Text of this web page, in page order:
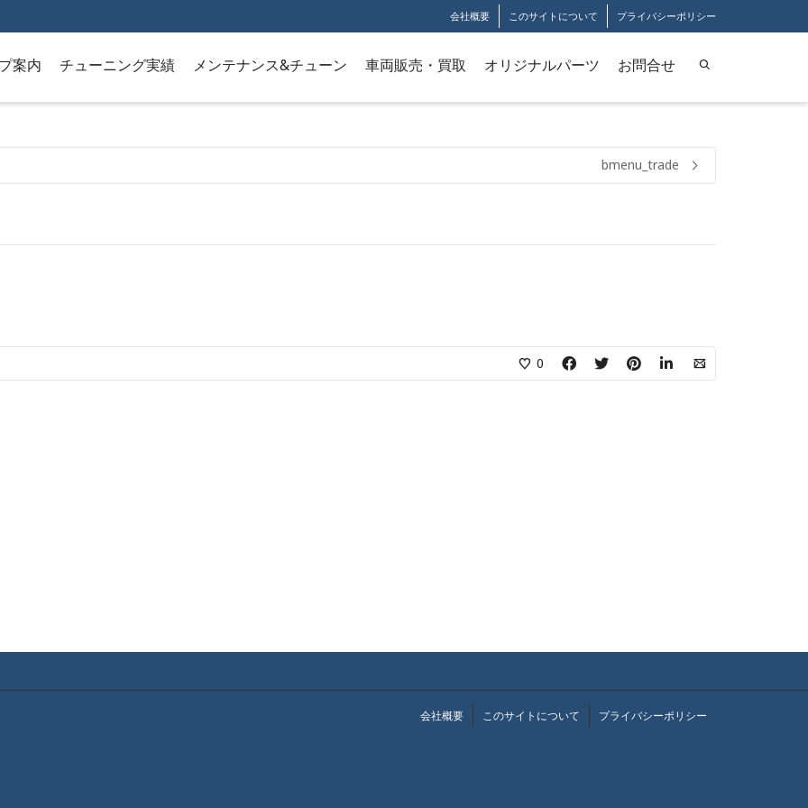
会社概要 このサイトについて プライバシーポリシー
案内 チューニング実績 メンテナンス&チューン 車両販売・買取 オリジナルパーツ お問合せ
bmenu_trade
0
会社概要 このサイトについて プライバシーポリシー